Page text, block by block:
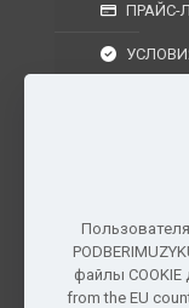
ПРАЙС-
г. Москва,
федеральный
файлы
from the EU